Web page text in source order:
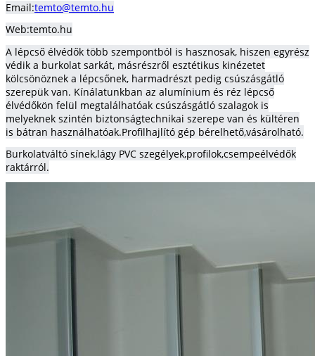
Email:temto@temto.hu
Web:temto.hu
A lépcső élvédők több szempontból is hasznosak, hiszen egyrész
védik a burkolat sarkát, másrészről esztétikus kinézetet
kölcsönöznek a lépcsőnek, harmadrészt pedig csúszásgátló
szerepük van. Kínálatunkban az alumínium és réz lépcső
élvédőkön felül megtalálhatóak csúszásgátló szalagok is
melyeknek szintén biztonságtechnikai szerepe van és kültéren
is bátran használhatóak.Profilhajlító gép bérelhető,vásárolható.
Burkolatváltó sínek,lágy PVC szegélyek,profilok,csempeélvédők
raktárról.